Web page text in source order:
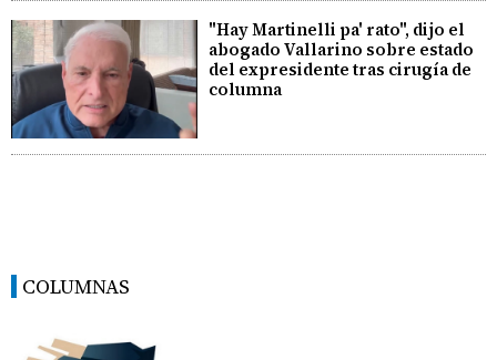
"Hay Martinelli pa' rato", dijo el
abogado Vallarino sobre estado
del expresidente tras cirugía de
columna
COLUMNAS